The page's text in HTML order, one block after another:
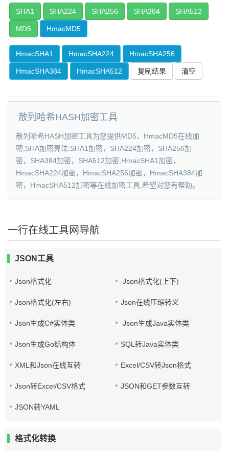
SHA1 SHA224 SHA256 SHA384 SHA512
MD5 HmacMD5
HmacSHA1 HmacSHA224 HmacSHA256
HmacSHA384 HmacSHA512 复制结果
散列哈希HASH加密工具
散列哈希HASH加密工具为您提供MD5、HmacMD5在线加
密,SHA加密算法:SHA1加密，SHA224加密，SHA256加
密，SHA384加密，SHA512加密,HmacSHA1加密，
HmacSHA224加密，HmacSHA256加密，HmacSHA384加
密，HmacSHA512加密等在线加密工具,希望对您有帮助。
一行在线工具网导航
JSON工具
Json格式化 Json格式化(上下)
Json格式化(左右) Json在线压缩转义
Json生成C#实体类 Json生成Java实体类
Json生成Go结构体 SQL转Java实体类
XML和Json在线互转 Excel/CSV转Json格式
Json转Excel/CSV格式 JSON和GET参数互转
JSON转YAML
格式化转换